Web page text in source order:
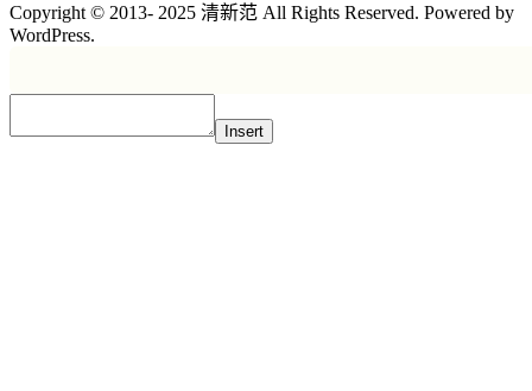
Copyright © 2013- 2025 清新范 All Rights Reserved. Powered by
WordPress.
Insert